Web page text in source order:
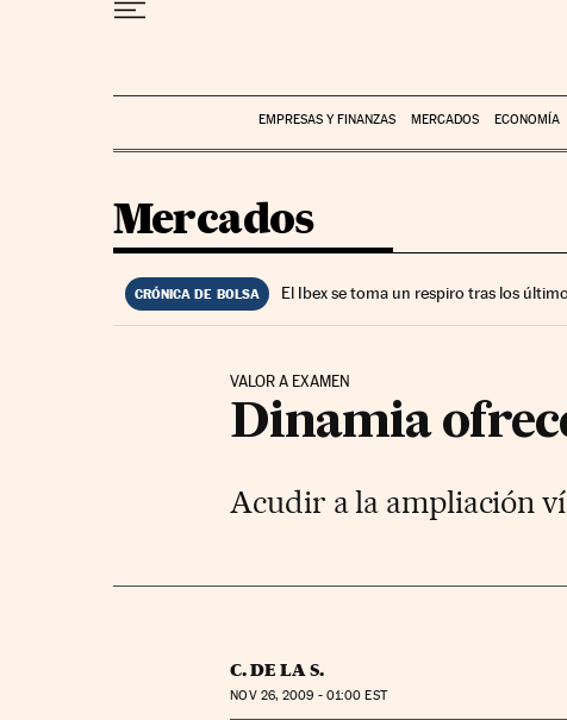
EMPRESAS Y FINANZAS MERCADOS ECONOMÍA
Mercados
CRÓNICA DE BOLSA El Ibex se toma un respiro tras los
VALOR A EXAMEN
Dinamia
Acudir a la ampliación
C. DE LA S.
NOV26, 2009 - 01:00 EST